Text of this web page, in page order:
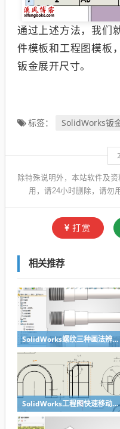
通过上述方法，我们
件模板和工程图模板
钣金展开尺寸。
标签： SolidWorks钣
除特殊说明外，本站软件及
用，请24小时删除，请勿
打赏
相关推荐
SolidWorks螺纹三种画法辨析异同：装饰螺纹线、螺柱向导、螺纹特征
SolidWorks工程图快速移动视图位置技巧，溪风实战分享